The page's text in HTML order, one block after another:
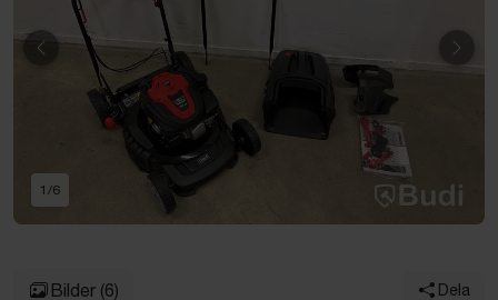
Föregående
1 /6
Bilder (6) Dela